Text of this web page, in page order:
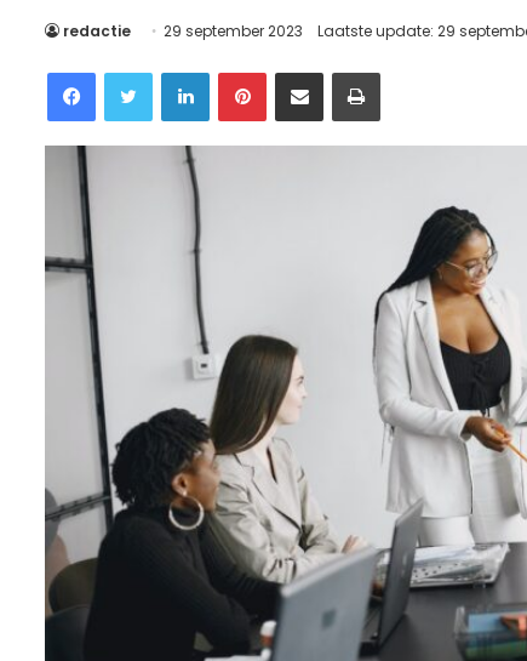
redactie 29 september 2023 Laatste update: 29
FacebookTwitter LinkedInPinterestDelen via Email Printen